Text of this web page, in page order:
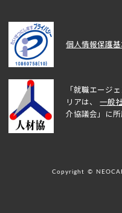
個人情報保護
「就職エージ
リアは、
一般
介協議会」に所
Copyright ©